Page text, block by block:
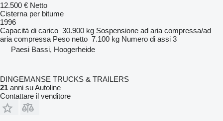
12.500 € Netto
Cisterna per bitume
1996
Capacità di carico 30.900 kg Sospensione ad aria compressa/ad
aria compressa Peso netto 7.100 kg Numero di assi 3
Paesi Bassi, Hoogerheide
DINGEMANSE TRUCKS & TRAILERS
21 anni su Autoline
Contattare il venditore